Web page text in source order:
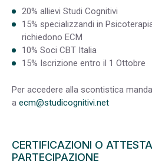
20% allievi Studi Cognitivi
15% specializzandi in
richiedono ECM
10% Soci CBT Italia
15% Iscrizione entro il 1 Ottobre
Per accedere alla scontistica
a ecm@studicognitivi.net
CERTIFICAZIONI O
PARTECIPAZIONE